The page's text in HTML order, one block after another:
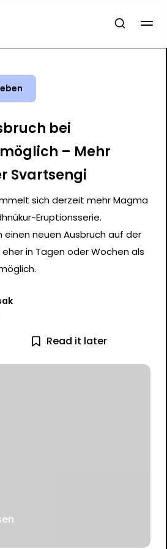
bei
– Mehr
Svartsengi
sich derzeit mehr Magma
Eruptionsserie.
einen neuen Ausbruch auf der
in Tagen oder Wochen als
Read it later